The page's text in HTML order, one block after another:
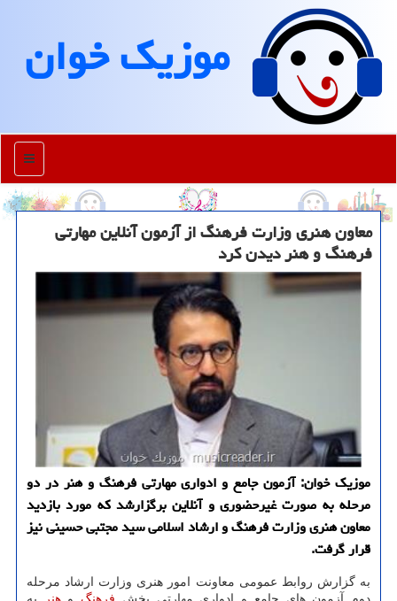
موزیك خوان
منو
معاون هنری وزارت فرهنگ از آزمون آنلاین مهارتی
فرهنگ و هنر دیدن كرد
موزیك خوان: آزمون جامع و ادواری مهارتی فرهنگ و هنر در دو
مرحله به صورت غیرحضوری و آنلاین برگزارشد كه مورد بازدید
معاون هنری وزارت فرهنگ و ارشاد اسلامی سید مجتبی حسینی نیز
قرار گرفت.
به گزارش روابط عمومی معاونت امور هنری وزارت ارشاد مرحله